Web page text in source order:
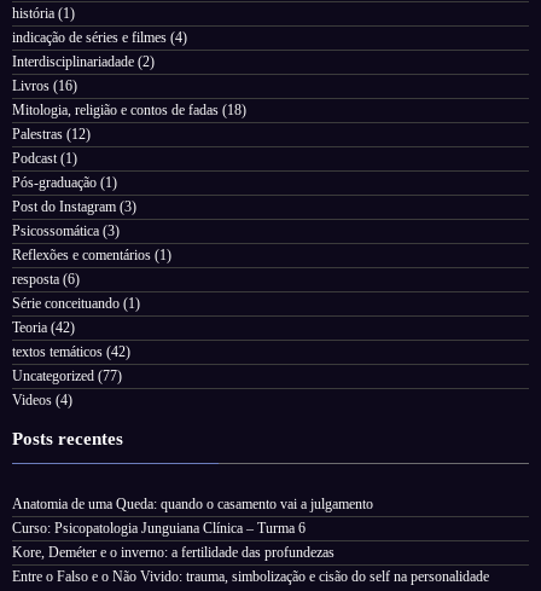
história (1)
indicação de séries e filmes (4)
Interdisciplinariadade (2)
Livros (16)
Mitologia, religião e contos de fadas (18)
Palestras (12)
Podcast(1)
Pós-graduação (1)
Post do Instagram (3)
Psicossomática (3)
Reflexões e comentários (1)
resposta (6)
Série conceituando (1)
Teoria (42)
textos temáticos (42)
Uncategorized (77)
Videos (4)
Posts recentes
Anatomia de uma Queda: quando o casamento vai a julgamento
Curso: Psicopatologia Junguiana Clínica – Turma 6
Kore, Deméter e o inverno: a fertilidade das profundezas
Entre o Falso e o Não Vivido: trauma, simbolização e cisão do self na personalidade